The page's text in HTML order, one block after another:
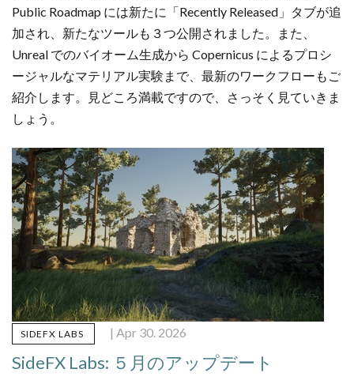
Public Roadmap には新たに「Recently Released」タブが追
加され、新たなツールも３つ公開されました。また、
Unreal でのバイオーム生成から Copernicus によるプロシ
ージャルなマテリアル実験まで、最新のワークフローもご
紹介します。見どころ満載ですので、さっそく見ていきま
しょう。
SIDEFX LABS | Apr 30. 2026
SideFX Labs: ５月のアップデート